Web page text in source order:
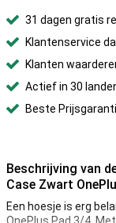
31 dagen gratis
Klantenservice
Klanten
Actief in 30
Beste
Beschrijving van
Case Zwart
Een hoesje is erg